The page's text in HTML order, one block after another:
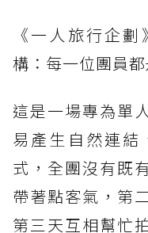
《一人旅行企
構：每一位團員
這是一場專為單
易產生自然連結
式，全團沒有既
帶著點客氣，第
第三天互相幫忙